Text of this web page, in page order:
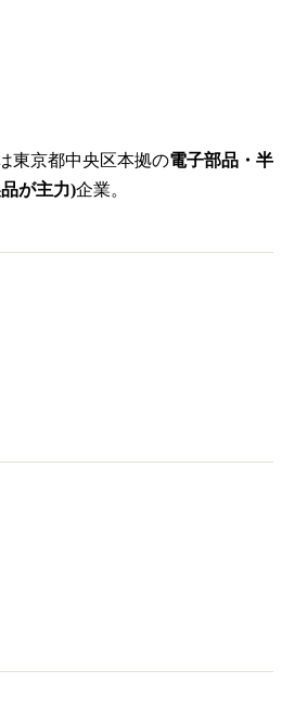
東京都中央区本拠の電子部品・半
が主力)企業。